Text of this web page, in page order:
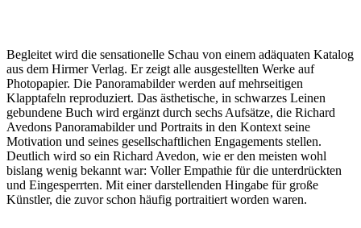
Begleitet wird die sensationelle Schau von einem adäquaten Katalog
aus dem Hirmer Verlag. Er zeigt alle ausgestellten Werke auf
Photopapier. Die Panoramabilder werden auf mehrseitigen
Klapptafeln reproduziert. Das ästhetische, in schwarzes Leinen
gebundene Buch wird ergänzt durch sechs Aufsätze, die Richard
Avedons Panoramabilder und Portraits in den Kontext seine
Motivation und seines gesellschaftlichen Engagements stellen.
Deutlich wird so ein Richard Avedon, wie er den meisten wohl
bislang wenig bekannt war: Voller Empathie für die unterdrückten
und Eingesperrten. Mit einer darstellenden Hingabe für große
Künstler, die zuvor schon häufig portraitiert worden waren.